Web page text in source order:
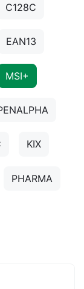
C128C
EAN13
MSI+
KIX
PHARMA